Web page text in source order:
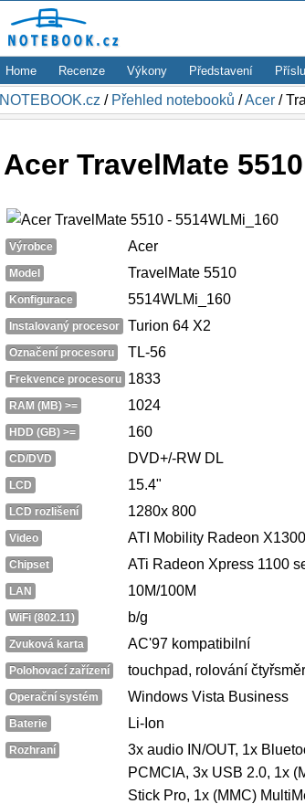
Home Recenze Výkony Představení
NOTEBOOK.cz / Přehled notebooků /Acer /
Acer TravelMate
Výrobce Acer
Model TravelMate 5510
Konfigurace 5514WLMi_160
Instalovaný procesor Turion 64 X2
Označení procesoru TL-56
Frekvence procesoru 1833
RAM (MB) >= 1024
HDD (GB) >= 160
CD/DVD DVD+/-RW DL
LCD 15.4"
LCD rozlišení 1280x 800
Video ATI Mobility Radeon
Chipset ATi Radeon Xpress 1100
LAN 10M/100M
WiFi (802.11) b/g
Zvuková karta AC'97 kompatibilní
Polohovací zařízení touchpad, rolování
Operační systém Windows Vista Business
Baterie Li-Ion
Rozhraní
3x audio IN/OUT, 1x
PCMCIA, 3x USB 2.0, 1x
Stick Pro, 1x (MMC)